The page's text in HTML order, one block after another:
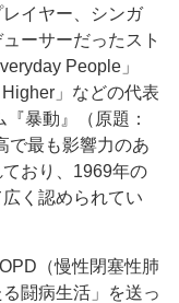
イヤー、シンガ
ーサーだったスト
People」
Higher」などの代表
暴動』（原題：
で最も影響力のあ
おり、1969年の
く認められてい
（慢性閉塞性肺
闘病生活」を送っ